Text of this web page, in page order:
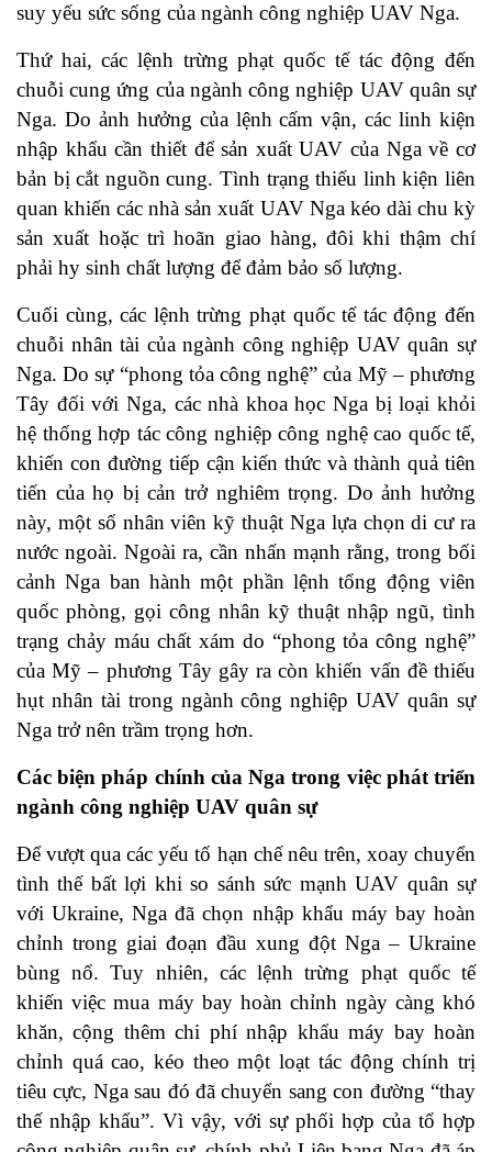
suy yếu sức sống của ngành công nghiệp UAV Nga.
Thứ hai, các lệnh trừng phạt quốc tế tác động đến
chuỗi cung ứng của ngành công nghiệp UAV quân sự
Nga. Do ảnh hưởng của lệnh cấm vận, các linh kiện
nhập khẩu cần thiết để sản xuất UAV của Nga về cơ
bản bị cắt nguồn cung. Tình trạng thiếu linh kiện liên
quan khiến các nhà sản xuất UAV Nga kéo dài chu kỳ
sản xuất hoặc trì hoãn giao hàng, đôi khi thậm chí
phải hy sinh chất lượng để đảm bảo số lượng.
Cuối cùng, các lệnh trừng phạt quốc tế tác động đến
chuỗi nhân tài của ngành công nghiệp UAV quân sự
Nga. Do sự “phong tỏa công nghệ” của Mỹ – phương
Tây đối với Nga, các nhà khoa học Nga bị loại khỏi
hệ thống hợp tác công nghiệp công nghệ cao quốc tế,
khiến con đường tiếp cận kiến thức và thành quả tiên
tiến của họ bị cản trở nghiêm trọng. Do ảnh hưởng
này, một số nhân viên kỹ thuật Nga lựa chọn di cư ra
nước ngoài. Ngoài ra, cần nhấn mạnh rằng, trong bối
cảnh Nga ban hành một phần lệnh tổng động viên
quốc phòng, gọi công nhân kỹ thuật nhập ngũ, tình
trạng chảy máu chất xám do “phong tỏa công nghệ”
của Mỹ – phương Tây gây ra còn khiến vấn đề thiếu
hụt nhân tài trong ngành công nghiệp UAV quân sự
Nga trở nên trầm trọng hơn.
Các biện pháp chính của Nga trong việc phát triển
ngành công nghiệp UAV quân sự
Để vượt qua các yếu tố hạn chế nêu trên, xoay chuyển
tình thế bất lợi khi so sánh sức mạnh UAV quân sự
với Ukraine, Nga đã chọn nhập khẩu máy bay hoàn
chỉnh trong giai đoạn đầu xung đột Nga – Ukraine
bùng nổ. Tuy nhiên, các lệnh trừng phạt quốc tế
khiến việc mua máy bay hoàn chỉnh ngày càng khó
khăn, cộng thêm chi phí nhập khẩu máy bay hoàn
chỉnh quá cao, kéo theo một loạt tác động chính trị
tiêu cực, Nga sau đó đã chuyển sang con đường “thay
thế nhập khẩu”. Vì vậy, với sự phối hợp của tổ hợp